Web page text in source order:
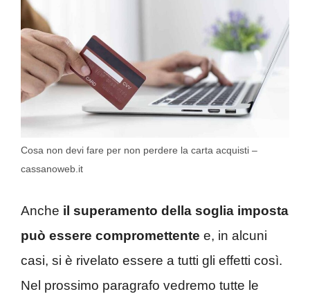
Cosa non devi fare per non perdere la carta acquisti –
cassanoweb.it
Anche il superamento della soglia imposta
può essere compromettente e, in alcuni
casi, si è rivelato essere a tutti gli effetti così.
Nel prossimo paragrafo vedremo tutte le